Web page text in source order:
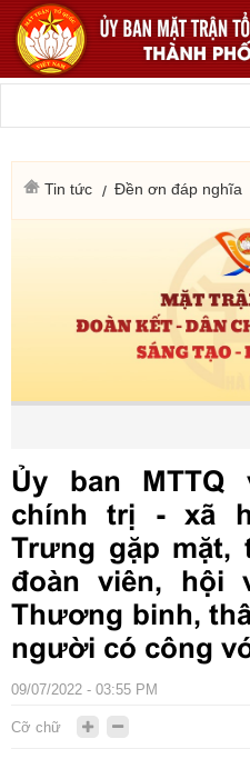
Tin tức Đền ơn đáp nghĩa
Ủy ban
chính trị - xã
Trưng gặp mặt,
đoàn viên, hội
Thương binh,
người có công
09/07/2022 - 03:55 PM
Cỡ chữ